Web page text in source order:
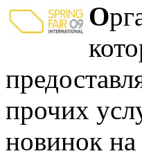
О
прочих
новинок на